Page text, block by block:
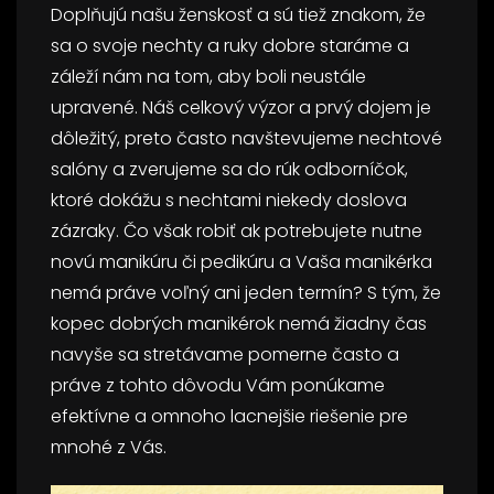
Doplňujú našu ženskosť a sú tiež znakom, že
sa o svoje nechty a ruky dobre staráme a
záleží nám na tom, aby boli neustále
upravené. Náš celkový výzor a prvý dojem je
dôležitý, preto často navštevujeme nechtové
salóny a zverujeme sa do rúk odborníčok,
ktoré dokážu s nechtami niekedy doslova
zázraky. Čo však robiť ak potrebujete nutne
novú manikúru či pedikúru a Vaša manikérka
nemá práve voľný ani jeden termín? S tým, že
kopec dobrých manikérok nemá žiadny čas
navyše sa stretávame pomerne často a
práve z tohto dôvodu Vám ponúkame
efektívne a omnoho lacnejšie riešenie pre
mnohé z Vás.